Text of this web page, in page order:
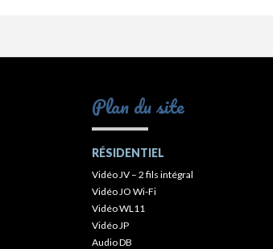
Plan du site
RÉSIDENTIEL
Vidéo JV – 2 fils intégral
Vidéo JO Wi-Fi
Vidéo WL11
Vidéo JP
Audio DB